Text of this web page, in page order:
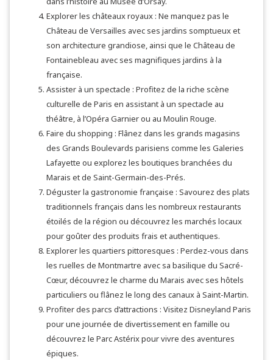
Explorer les châteaux royaux : Ne manquez pas le
Château de Versailles avec ses jardins somptueux et
son architecture grandiose, ainsi que le Château de
Fontainebleau avec ses magnifiques jardins à la
française.
Assister à un spectacle : Profitez de la riche scène
culturelle de Paris en assistant à un spectacle au
théâtre, à l’Opéra Garnier ou au Moulin Rouge.
Faire du shopping : Flânez dans les grands magasins
des Grands Boulevards parisiens comme les Galeries
Lafayette ou explorez les boutiques branchées du
Marais et de Saint-Germain-des-Prés.
Déguster la gastronomie française : Savourez des plats
traditionnels français dans les nombreux restaurants
étoilés de la région ou découvrez les marchés locaux
pour goûter des produits frais et authentiques.
Explorer les quartiers pittoresques : Perdez-vous dans
les ruelles de Montmartre avec sa basilique du Sacré-
Cœur, découvrez le charme du Marais avec ses hôtels
particuliers ou flânez le long des canaux à Saint-Martin.
Profiter des parcs d’attractions : Visitez Disneyland Paris
pour une journée de divertissement en famille ou
découvrez le Parc Astérix pour vivre des aventures
épiques.